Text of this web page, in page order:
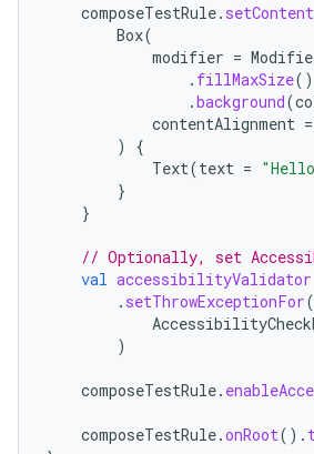
composeTestRule. setContent
Box(
modifier =
. fillMaxSize()
.background(
contentAlignment =
)
{
Text(text =
}
}
// Optionally, set
val accessibilityValidator
. setThrowExceptionFor(
)
composeTestRule.
composeTestRule.onRoot().